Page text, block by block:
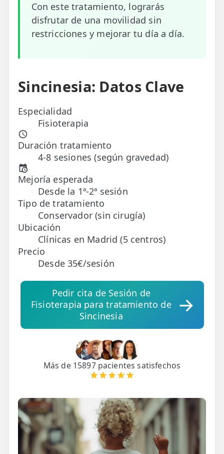
❤️ Ofertas
CONTACTO
ESPECIALIDADES
🩻 Fisioterapia Traumatológica
😧 Fisioterapia ATM
🦴 Osteopatía
🫶 Suelo Pélvico
💆 Masajes Madrid
🏅 Fisioterapia Deportiva
🧠 Fisioterapia Neurológica
🧍 Fisioterapia Vestibular
👶 Fisioterapia Pediátrica
TRATAMIENTOS
✅ Ondas de Choque
ESTÉTICA
✨ Fisioestética
✨ Radiofrecuencia INDIBA
Con este tratamiento, lograrás
disfrutar de una movilidad sin
restricciones y mejorar tu día a día.
Sincinesia: Datos Clave
Especialidad
Fisioterapia
Duración tratamiento
4-8 sesiones (según gravedad)
Mejoría esperada
Desde la 1ª-2ª sesión
Tipo de tratamiento
Conservador (sin cirugía)
Ubicación
Clínicas en Madrid (5 centros)
Precio
Desde 35€/sesión
Pedir cita de Sesión de
Fisioterapia para tratamiento de
Sincinesia
Más de 15897 pacientes satisfechos